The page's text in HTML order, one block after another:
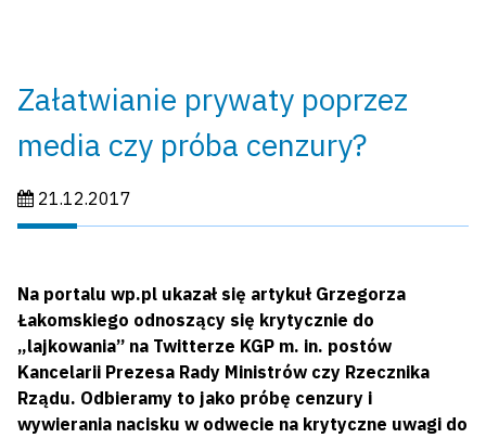
Załatwianie prywaty poprzez
media czy próba cenzury?
Data publikacji:
21.12.2017
Na portalu wp.pl ukazał się artykuł Grzegorza
Łakomskiego odnoszący się krytycznie do
„lajkowania” na Twitterze KGP m. in. postów
Kancelarii Prezesa Rady Ministrów czy Rzecznika
Rządu. Odbieramy to jako próbę cenzury i
wywierania nacisku w odwecie na krytyczne uwagi do